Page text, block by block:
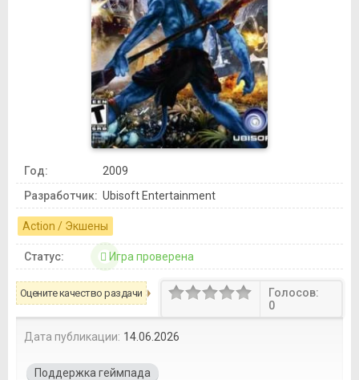
Год:
2009
Разработчик: Ubisoft Entertainment
Action / Экшены
Статус: Игра проверена
Оцените качество раздачи
Голосов:
0
Дата публикации: 14.06.2026
Поддержка геймпада